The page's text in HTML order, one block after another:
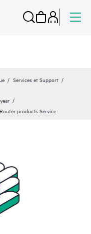
Services et Support
products Service